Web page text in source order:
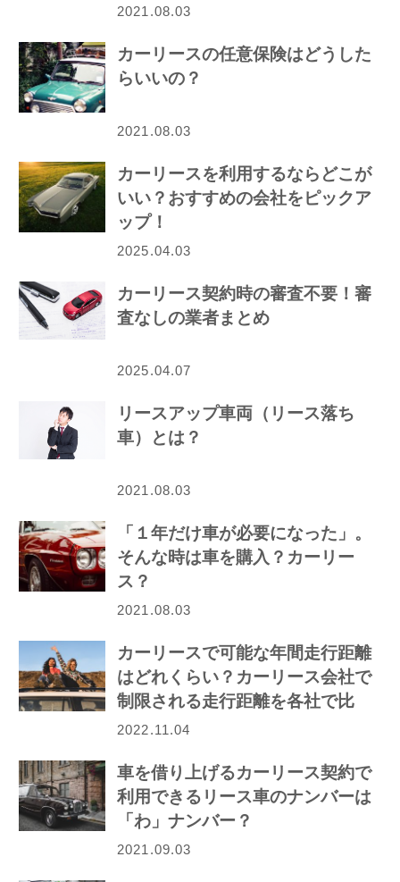
2021.08.03
カーリースの任意保険はどうした
らいいの？
2021.08.03
カーリースを利用するならどこが
いい？おすすめの会社をピックア
ップ！
2025.04.03
カーリース契約時の審査不要！審
査なしの業者まとめ
2025.04.07
リースアップ車両（リース落ち
車）とは？
2021.08.03
「１年だけ車が必要になった」。
そんな時は車を購入？カーリー
ス？
2021.08.03
カーリースで可能な年間走行距離
はどれくらい？カーリース会社で
制限される走行距離を各社で比
較！
2022.11.04
車を借り上げるカーリース契約で
利用できるリース車のナンバーは
「わ」ナンバー？
2021.09.03